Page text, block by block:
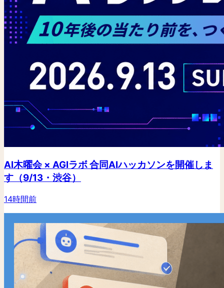
AI木曜会 × AGIラボ 合同AIハッカソンを開催しま
す（9/13・渋谷）
14時間前